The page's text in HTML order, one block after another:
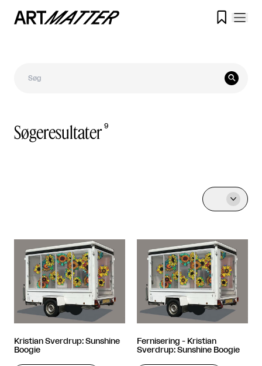


Søgeresultater 9

Kristian Sverdrup: Sunshine
Boogie
Fernisering - Kristian
Sverdrup: Sunshine Boogie